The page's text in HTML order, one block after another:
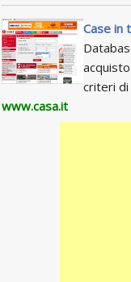
Case in
criteri di
www.casa.it